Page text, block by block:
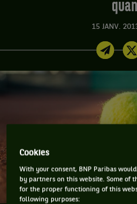
15 JANV.
Cookies
With your consent, BNP Paribas
by partners on this website. Some of
for the proper functioning of this
following purposes: